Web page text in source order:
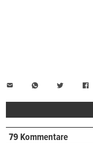
WhatsAppTwitter
79 Kommentare